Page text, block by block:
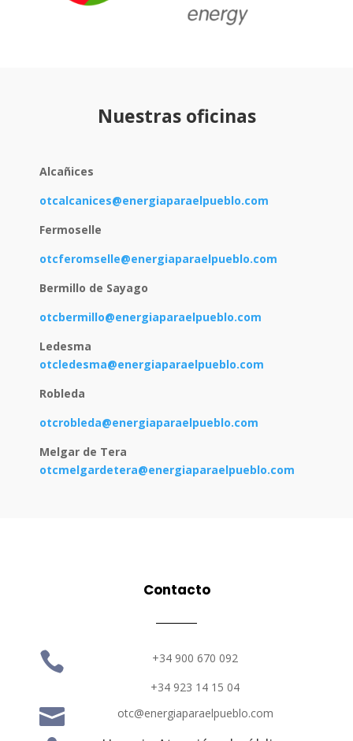
Nuestras oficinas
Alcañices
otcalcanices@energiaparaelpueblo.com
Fermoselle
otcferomselle@energiaparaelpueblo.com
Bermillo de Sayago
otcbermillo@energiaparaelpueblo.com
Ledesma
otcledesma@energiaparaelpueblo.com
Robleda
otcrobleda@energiaparaelpueblo.com
Melgar de Tera
otcmelgardetera@energiaparaelpueblo.com
Contacto

+34 900 670 092
+34 923 14 15 04
 otc@energiaparaelpueblo.com